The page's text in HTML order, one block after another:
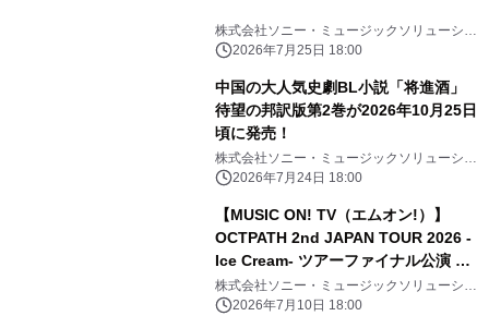
株式会社ソニー・ミュージックソリューショ
ンズ2026年7月25日 18:00
中国の大人気史劇BL小説「将進酒」
待望の邦訳版第2巻が2026年10月25日
頃に発売！
株式会社ソニー・ミュージックソリューショ
ンズ2026年7月24日 18:00
【MUSIC ON! TV（エムオン!）】
OCTPATH 2nd JAPAN TOUR 2026 -
Ice Cream- ツアーファイナル公演 エ
ムオン!で7/19(日)夜6時30分～独占生
中継！ 直筆サイン入りTシャツ プレゼ
株式会社ソニー・ミュージックソリューショ
ンズ2026年7月10日 18:00